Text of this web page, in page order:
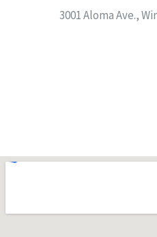
3001 Aloma Ave.,